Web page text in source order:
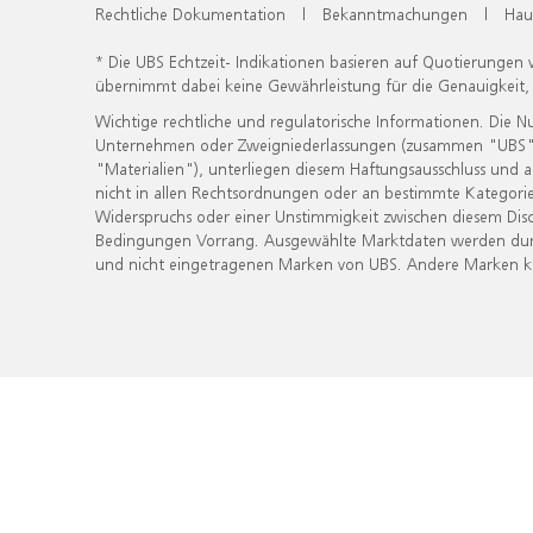
Rechtliche Dokumentation | Bekanntmachungen |
* Die UBS Echtzeit- Indikationen basieren auf
übernimmt dabei keine Gewährleistung für die
Wichtige rechtliche und regulatorische Informationen. Die
Unternehmen oder Zweigniederlassungen (zusammen
"Materialien"), unterliegen diesem Haftungsausschluss
nicht in allen Rechtsordnungen oder an bestimmte
Widerspruchs oder einer Unstimmigkeit zwischen diesem
Bedingungen Vorrang. Ausgewählte Marktdaten werden
und nicht eingetragenen Marken von UBS. Andere Marken